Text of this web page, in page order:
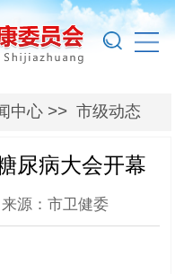
中心>> 市级动态
尿病大会开幕
来源：市卫健委